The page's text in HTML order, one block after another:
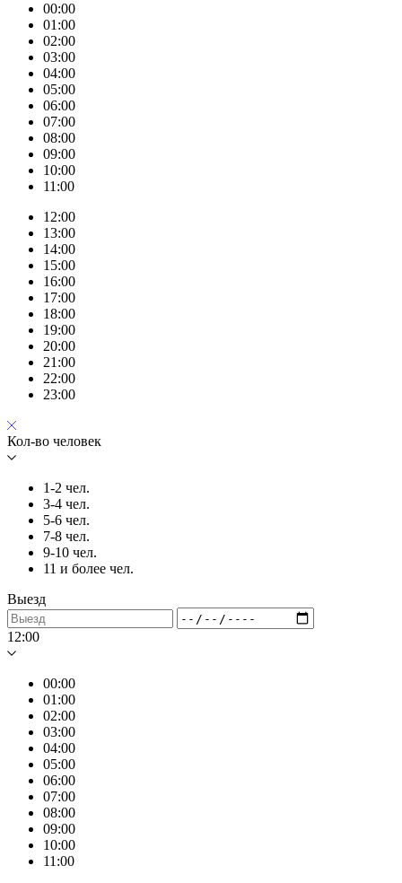
00:00
01:00
02:00
03:00
04:00
05:00
06:00
07:00
08:00
09:00
10:00
11:00
12:00
13:00
14:00
15:00
16:00
17:00
18:00
19:00
20:00
21:00
22:00
23:00
Кол-во человек
1-2 чел.
3-4 чел.
5-6 чел.
7-8 чел.
9-10 чел.
11 и более чел.
Выезд
12:00
00:00
01:00
02:00
03:00
04:00
05:00
06:00
07:00
08:00
09:00
10:00
11:00